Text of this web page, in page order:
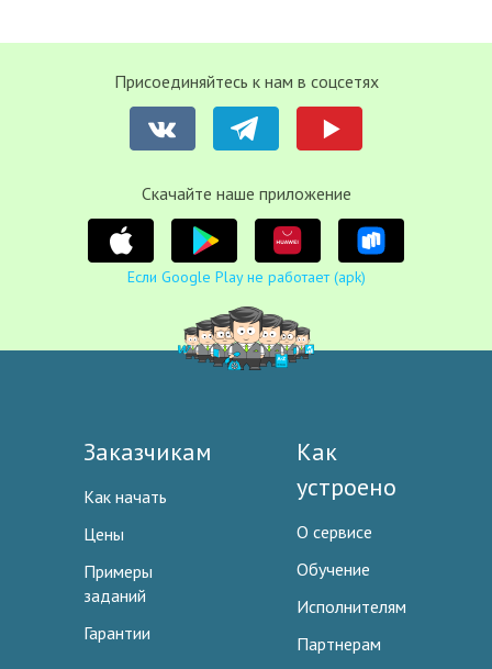
Присоединяйтесь к нам в соцсетях
Cкачайте наше приложение
Если Google Play не работает (apk)
Заказчикам
Как начать
Цены
Примеры
заданий
Гарантии
Как
устроено
О сервисе
Обучение
Исполнителям
Партнерам